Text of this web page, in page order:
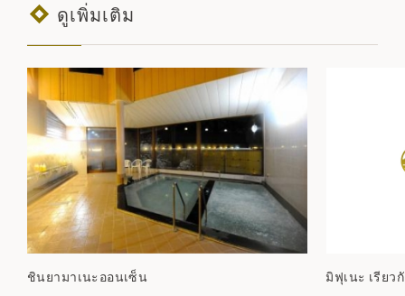
ดูเพิ่มเติม
ชินยามาเนะออนเซ็น มิฟุเนะ เรียว